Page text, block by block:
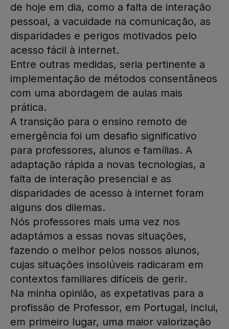
de hoje em dia, como a falta de interação
pessoal, a vacuidade na comunicação, as
disparidades e perigos motivados pelo
acesso fácil à internet.
Entre outras medidas, seria pertinente a
implementação de métodos consentâneos
com uma abordagem de aulas mais
prática.
A transição para o ensino remoto de
emergência foi um desafio significativo
para professores, alunos e famílias. A
adaptação rápida a novas tecnologias, a
falta de interação presencial e as
disparidades de acesso à internet foram
alguns dos dilemas.
Nós professores mais uma vez nos
adaptámos a essas novas situações,
fazendo o melhor pelos nossos alunos,
cujas situações insolúveis radicaram em
contextos familiares difíceis de gerir.
Na minha opinião, as expetativas para a
profissão de Professor, em Portugal, inclui,
em primeiro lugar, uma maior valorização